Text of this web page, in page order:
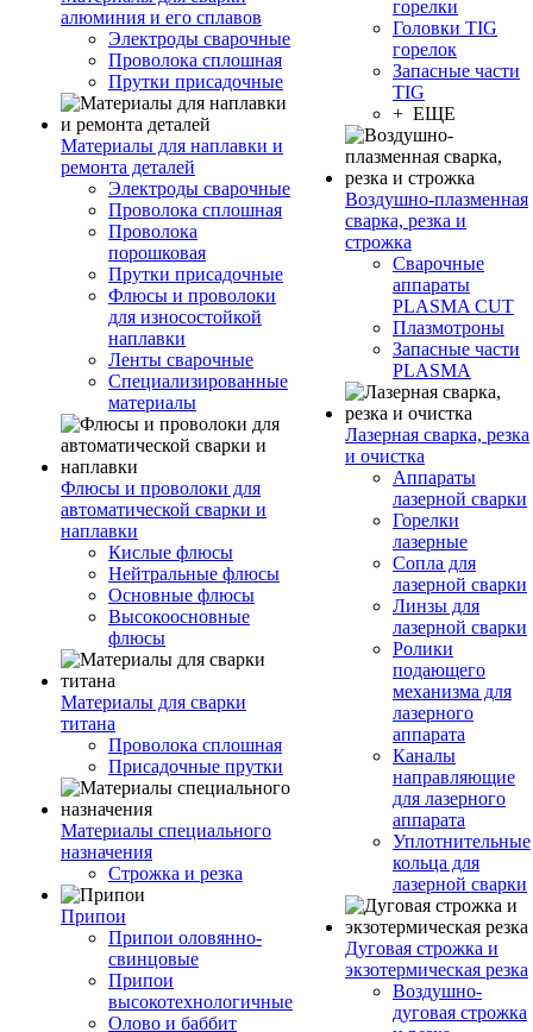
алюминия и его сплавов
Электроды сварочные
Проволока сплошная
Прутки присадочные
Материалы для наплавки и
ремонта деталей
Электроды сварочные
Проволока сплошная
Проволока
порошковая
Прутки присадочные
Флюсы и проволоки
для износостойкой
наплавки
Ленты сварочные
Специализированные
материалы
Флюсы и проволоки для
автоматической сварки и
наплавки
Кислые флюсы
Нейтральные флюсы
Основные флюсы
Высокоосновные
флюсы
Материалы для сварки
титана
Проволока сплошная
Присадочные прутки
Материалы специального
назначения
Строжка и резка
Припои
Припои оловянно-
свинцовые
Припои
высокотехнологичные
Олово и баббит
горелки
Головки TIG
горелок
Запасные части
TIG
+ ЕЩЕ
Воздушно-плазменная
сварка, резка и
строжка
Сварочные
аппараты
PLASMA CUT
Плазмотроны
Запасные части
PLASMA
Лазерная сварка, резка
и очистка
Аппараты
лазерной сварки
Горелки
лазерные
Сопла для
лазерной сварки
Линзы для
лазерной сварки
Ролики
подающего
механизма для
лазерного
аппарата
Каналы
направляющие
для лазерного
аппарата
Уплотнительные
кольца для
лазерной сварки
Дуговая строжка и
экзотермическая резка
Воздушно-
дуговая строжка